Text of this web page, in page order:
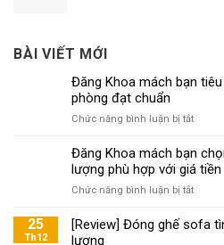
BÀI VIẾT MỚI
Đăng Khoa mách bạn
phòng đạt chuẩn
Chức năng bình luận bị tắtở
Khoa
mách
tiêu
chọn
Đăng Khoa mách bạn
lượng phù hợp với giá tiền
Chức năng bình luận bị tắtở
Khoa
25
Th12
[Review] Đóng ghế sofa
lượng